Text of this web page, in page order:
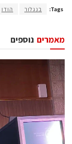
Tags: בנגלור הודו
נוספים מאמרים